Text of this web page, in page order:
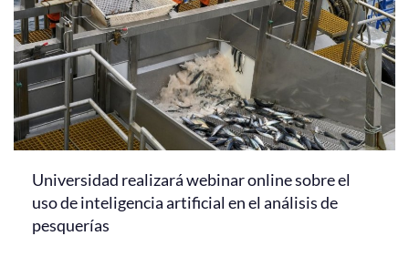
Universidad realizará webinar online sobre el
uso de inteligencia artificial en el análisis de
pesquerías